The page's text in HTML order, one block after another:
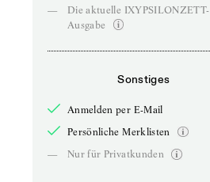
—
Die aktuelle IXYPSILONZETT-
Ausgabe
Sonstiges
Anmelden per E-Mail
Persönliche Merklisten
—
Nur für Privatkunden